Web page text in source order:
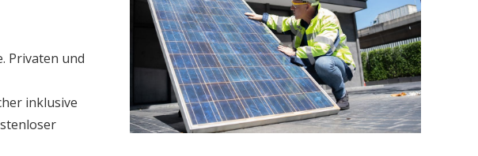
Privaten und
inklusive